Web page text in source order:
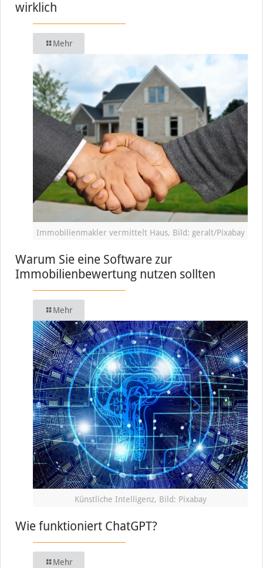
wirklich
Mehr
Immobilienmakler vermittelt Haus, Bild: geralt/Pixabay
Warum Sie eine Software zur
Immobilienbewertung nutzen sollten
Mehr
Künstliche Intelligenz, Bild: Pixabay
Wie funktioniert ChatGPT?
Mehr